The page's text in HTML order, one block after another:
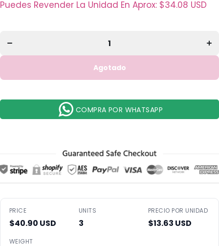
Puedes Revender La Unidad En Aprox: $34.08 USD
Paleta
Destiny
Beauty -
mayor 3
DEP002)
Agotado
COMPRA POR WHATSAPP
PRICE
$40.90 USD
UNITS
3
PRECIO POR UNIDAD
$13.63 USD
WEIGHT